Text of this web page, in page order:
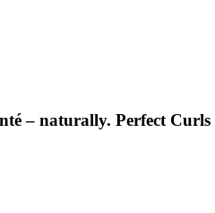
– naturally. Perfect